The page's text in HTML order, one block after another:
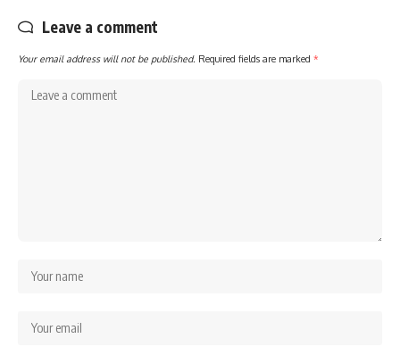
Leave a comment
Your email address will not be published. Required fields are marked *